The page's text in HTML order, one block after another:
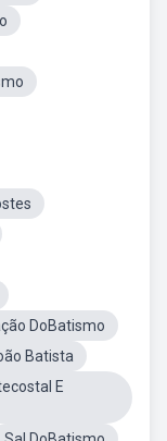
DoBatismo
Batista
E